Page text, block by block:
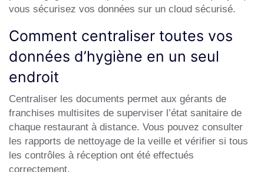
vous sécurisez vos données sur un cloud sécurisé.
Comment centraliser toutes vos
données d’hygiène en un seul
endroit
Centraliser les documents permet aux gérants de
franchises multisites de superviser l’état sanitaire de
chaque restaurant à distance. Vous pouvez consulter
les rapports de nettoyage de la veille et vérifier si tous
les contrôles à réception ont été effectués
correctement.